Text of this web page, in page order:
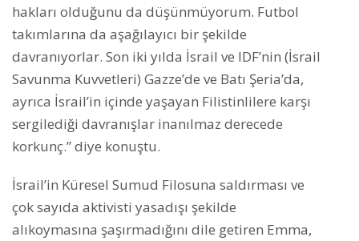
hakları olduğunu da düşünmüyorum. Futbol
takımlarına da aşağılayıcı bir şekilde
davranıyorlar. Son iki yılda İsrail ve IDF’nin (İsrail
Savunma Kuvvetleri) Gazze’de ve Batı Şeria’da,
ayrıca İsrail’in içinde yaşayan Filistinlilere karşı
sergilediği davranışlar inanılmaz derecede
korkunç.” diye konuştu.
İsrail’in Küresel Sumud Filosuna saldırması ve
çok sayıda aktivisti yasadışı şekilde
alıkoymasına şaşırmadığını dile getiren Emma,